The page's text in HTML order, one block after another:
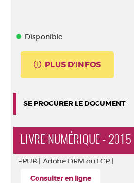
Disponible
PLUS D'INFOS
SE PROCURER LE DOCUMENT
LIVRE NUMÉRIQUE - 2015
EPUB | Adobe DRM ou LCP |
Consulter en ligne